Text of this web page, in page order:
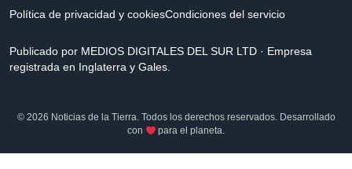
Política de privacidad y cookiesCondiciones del servicio
Publicado por MEDIOS DIGITALES DEL SUR LTD · Empresa
registrada en Inglaterra y Gales.
© 2026 Noticias de la Tierra. Todos los derechos reservados. Desarrollado
con
para el planeta.